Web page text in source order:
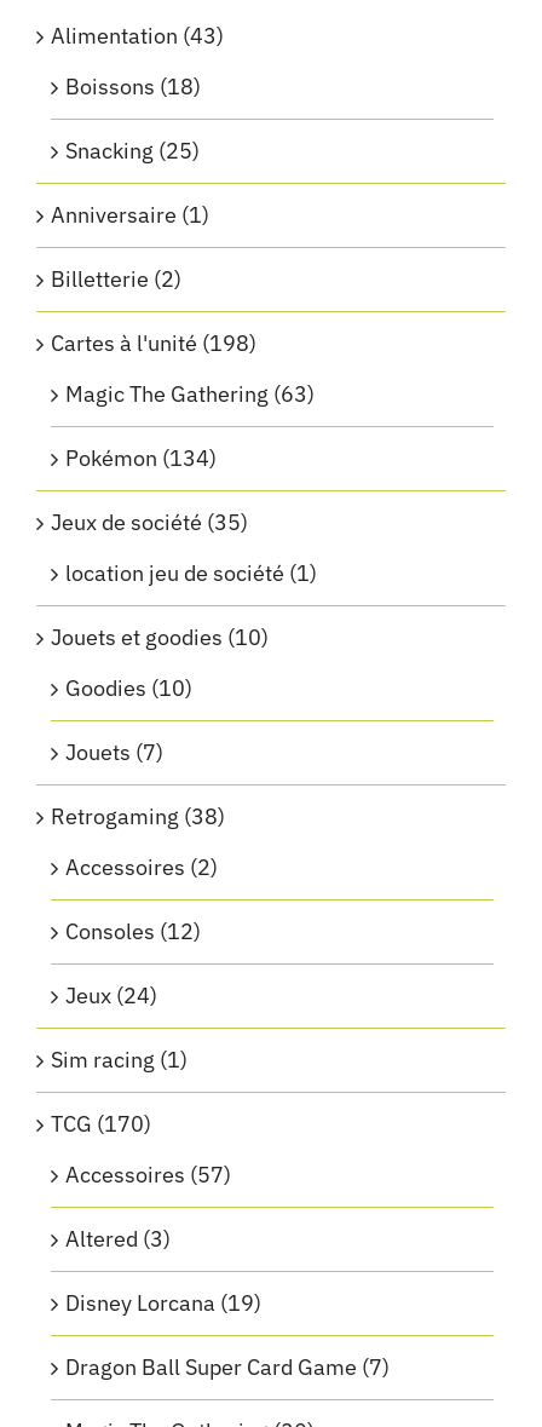
Alimentation (43)
Boissons (18)
Snacking (25)
Anniversaire (1)
Billetterie (2)
Cartes à l'unité (198)
Magic The Gathering (63)
Pokémon (134)
Jeux de société (35)
location jeu de société (1)
Jouets et goodies (10)
Goodies (10)
Jouets (7)
Retrogaming (38)
Accessoires (2)
Consoles (12)
Jeux (24)
Sim racing (1)
TCG (170)
Accessoires (57)
Altered (3)
Disney Lorcana (19)
Dragon Ball Super Card Game (7)